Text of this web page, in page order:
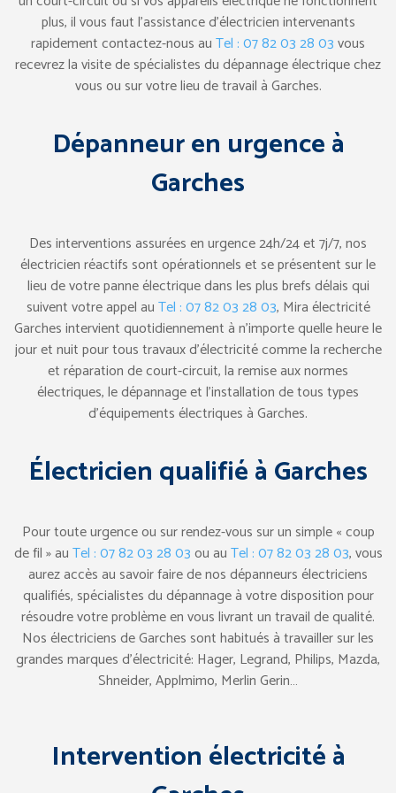
plus, il vous faut l’assistance d’électricien intervenants
rapidement contactez-nous auTel : 07 82 03 28 03vous
recevrez la visite de spécialistes du dépannage électrique chez
vous ou sur votre lieu de travail à Garches.
Dépanneur en urgence à
Garches
Des interventions assurées en urgence 24h/24 et 7j/7, nos
électricien réactifs sont opérationnels et se présentent sur le
lieu de votre panne électrique dans les plus brefs délais qui
suivent votre appel auTel : 07 82 03 28 03, Mira électricité
Garches intervient quotidiennement à n’importe quelle heure le
jour et nuit pour tous travaux d’électricité comme la recherche
et réparation de court-circuit, la remise aux normes
électriques, le dépannage et l’installation de tous types
d’équipements électriques à Garches.
Électricien qualifié à Garches
Pour toute urgence ou sur rendez-vous sur un simple « coup
de fil » auTel : 07 82 03 28 03ou auTel : 07 82 03 28 03, vous
aurez accès au savoir faire de nos dépanneurs électriciens
qualifiés, spécialistes du dépannage à votre disposition pour
résoudre votre problème en vous livrant un travail de qualité.
Nos électriciens de Garches sont habitués à travailler sur les
grandes marques d’électricité: Hager, Legrand, Philips, Mazda,
Shneider, Applmimo, Merlin Gerin…
Intervention électricité à